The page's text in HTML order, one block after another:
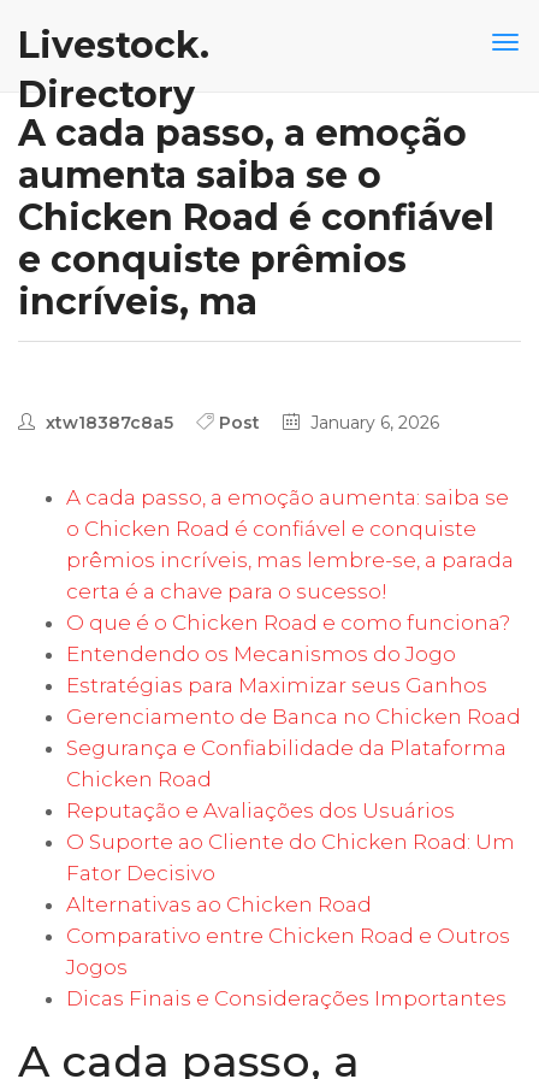
Livestock.
Directory
A cada passo, a emoção
aumenta saiba se o
Chicken Road é confiável
e conquiste prêmios
incríveis, ma
xtw18387c8a5 Post January 6, 2026
A cada passo, a emoção aumenta: saiba se
o Chicken Road é confiável e conquiste
prêmios incríveis, mas lembre-se, a parada
certa é a chave para o sucesso!
O que é o Chicken Road e como funciona?
Entendendo os Mecanismos do Jogo
Estratégias para Maximizar seus Ganhos
Gerenciamento de Banca no Chicken Road
Segurança e Confiabilidade da Plataforma
Chicken Road
Reputação e Avaliações dos Usuários
O Suporte ao Cliente do Chicken Road: Um
Fator Decisivo
Alternativas ao Chicken Road
Comparativo entre Chicken Road e Outros
Jogos
Dicas Finais e Considerações Importantes
A cada passo, a